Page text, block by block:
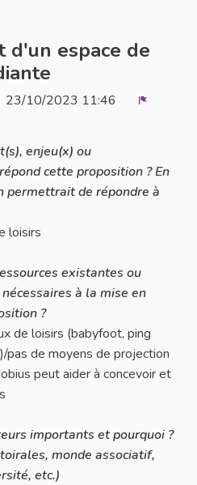
d'un espace de
23/10/2023 11:46
enjeu(x) ou
cette proposition ? En
permettrait de répondre à
loisirs
existantes ou
à la mise en
?
de loisirs (babyfoot, ping
pas de moyens de projection
peut aider à concevoir et
importants et pourquoi ?
monde associatif,
etc.)